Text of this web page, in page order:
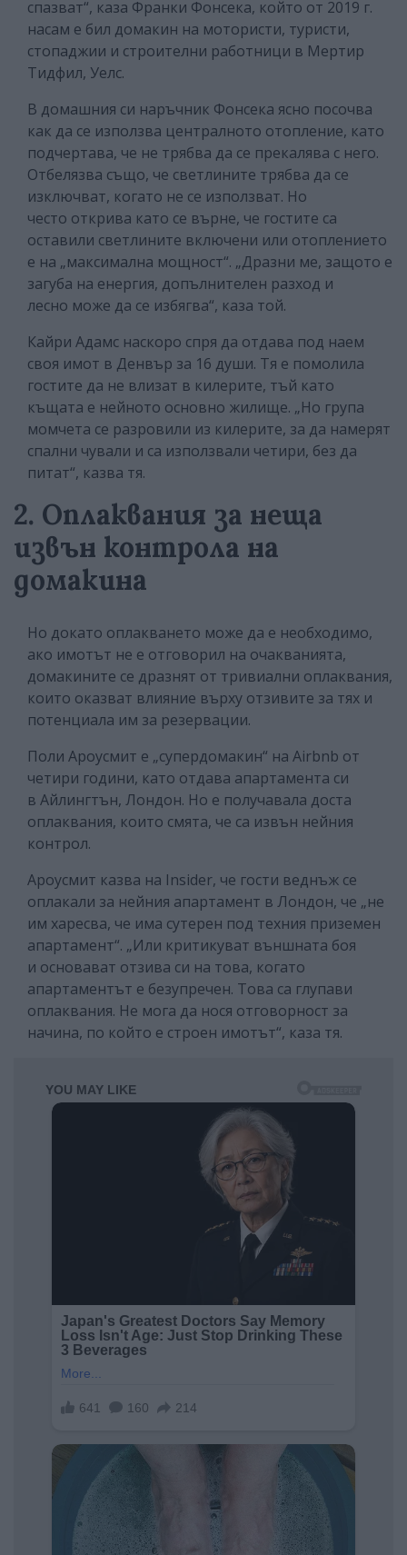
спазват“, каза Франки Фонсека, който от 2019 г.
насам е бил домакин на мотористи, туристи,
стопаджии и строителни работници в Мертир
Тидфил, Уелс.
В домашния си наръчник Фонсека ясно посочва
как да се използва централното отопление, като
подчертава, че не трябва да се прекалява с него.
Отбелязва също, че светлините трябва да се
изключват, когато не се използват. Но
често открива като се върне, че гостите са
оставили светлините включени или отоплението
е на „максимална мощност“. „Дразни ме, защото е
загуба на енергия, допълнителен разход и
лесно може да се избягва“, каза той.
Кайри Адамс наскоро спря да отдава под наем
своя имот в Денвър за 16 души. Тя е помолила
гостите да не влизат в килерите, тъй като
къщата е нейното основно жилище. „Но група
момчета се разровили из килерите, за да намерят
спални чували и са използвали четири, без да
питат“, казва тя.
2. Оплаквания за неща
извън контрола на
домакина
Но докато оплакването може да е необходимо,
ако имотът не е отговорил на очакванията,
домакините се дразнят от тривиални оплаквания,
които оказват влияние върху отзивите за тях и
потенциала им за резервации.
Поли Ароусмит е „супердомакин“ на Airbnb от
четири години, като отдава апартамента си
в Айлингтън, Лондон. Но е получавала доста
оплаквания, които смята, че са извън нейния
контрол.
Ароусмит казва на Insider, че гости веднъж се
оплакали за нейния апартамент в Лондон, че „не
им харесва, че има сутерен под техния приземен
апартамент“. „Или критикуват външната боя
и основават отзива си на това, когато
апартаментът е безупречен. Това са глупави
оплаквания. Не мога да нося отговорност за
начина, по който е строен имотът“, каза тя.